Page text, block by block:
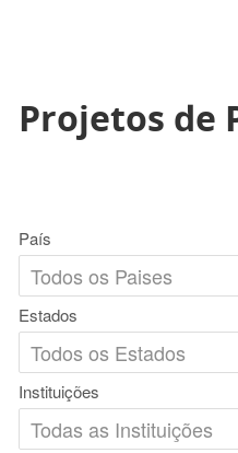
Projetos de
País
Estados
Instituições